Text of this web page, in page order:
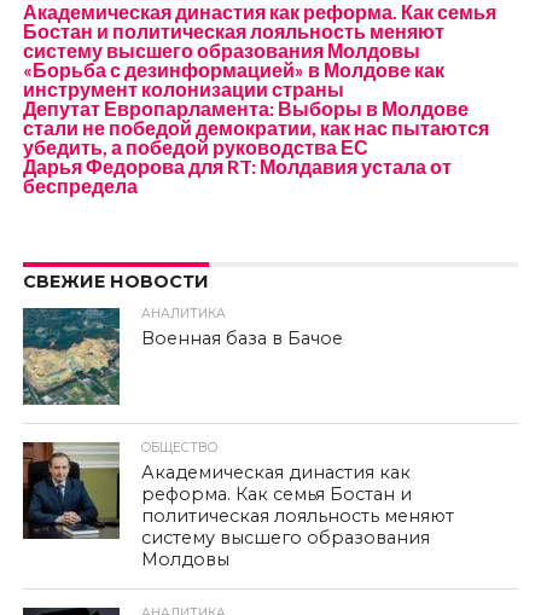
Академическая династия как реформа. Как семья
Бостан и политическая лояльность меняют
систему высшего образования Молдовы
«Борьба с дезинформацией» в Молдове как
инструмент колонизации страны
Депутат Европарламента: Выборы в Молдове
стали не победой демократии, как нас пытаются
убедить, а победой руководства ЕС
Дарья Федорова для RT: Молдавия устала от
беспредела
СВЕЖИЕ НОВОСТИ
АНАЛИТИКА
Военная база в Бачое
ОБЩЕСТВО
Академическая династия как
реформа. Как семья Бостан и
политическая лояльность меняют
систему высшего образования
Молдовы